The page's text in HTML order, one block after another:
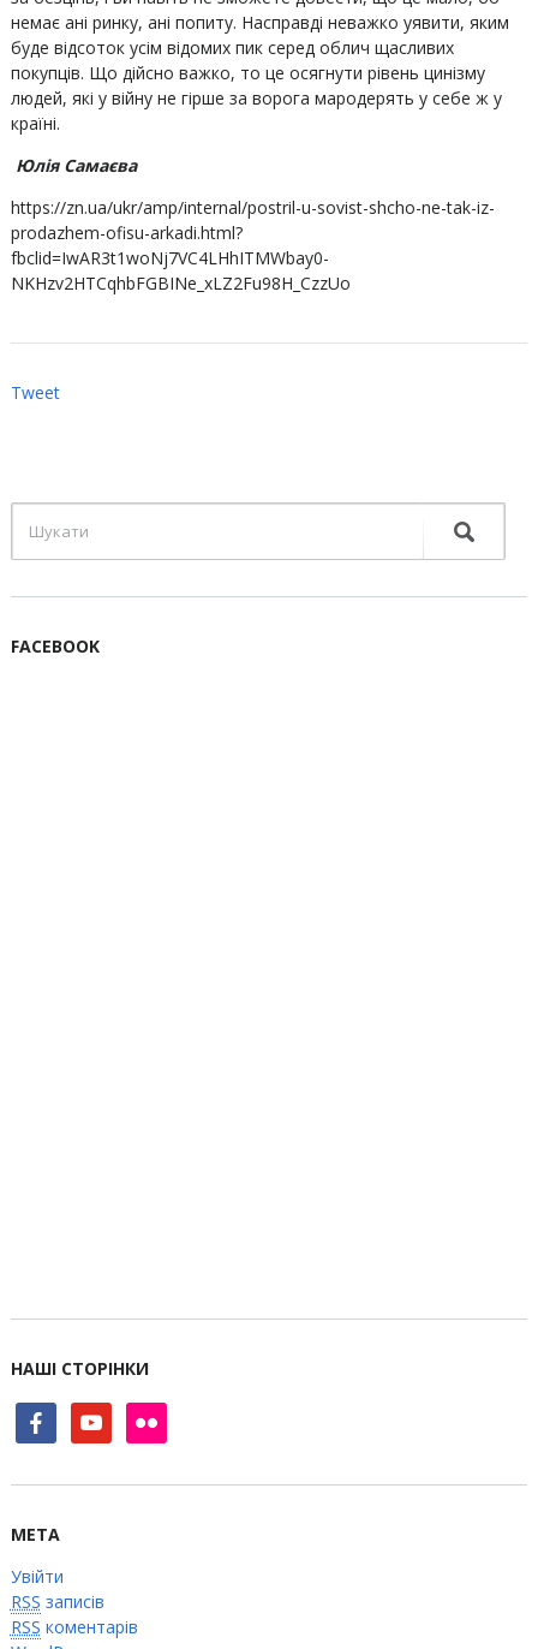
немає ані ринку, ані попиту. Насправді неважко уявити, яким
буде відсоток усім відомих пик серед облич щасливих
покупців. Що дійсно важко, то це осягнути рівень цинізму
людей, які у війну не гірше за ворога мародерять у себе ж у
країні.
Юлія Самаєва
https://zn.ua/ukr/amp/internal/postril-u-sovist-shcho-ne-tak-iz-
prodazhem-ofisu-arkadi.html?
fbclid=IwAR3t1woNj7VC4LHhITMWbay0-
NKHzv2HTCqhbFGBINe_xLZ2Fu98H_CzzUo
Tweet
FACEBOOK
НАШІ СТОРІНКИ
facebookyoutube flickr
МЕТА
Увійти
RSS записів
RSS коментарів